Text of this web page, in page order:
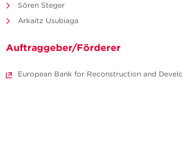
Sören Steger
Arkaitz Usubiaga
Auftraggeber/Förderer
European Bank for Reconstruction and